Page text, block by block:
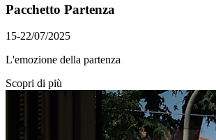
Pacchetto Partenza
15-22/07/2025
L'emozione della partenza
Scopri di più